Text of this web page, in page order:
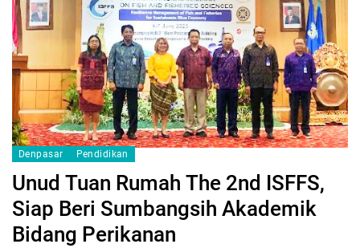
Denpasar Pendidikan
Unud Tuan Rumah The 2nd ISFFS,
Siap Beri Sumbangsih Akademik
Bidang Perikanan